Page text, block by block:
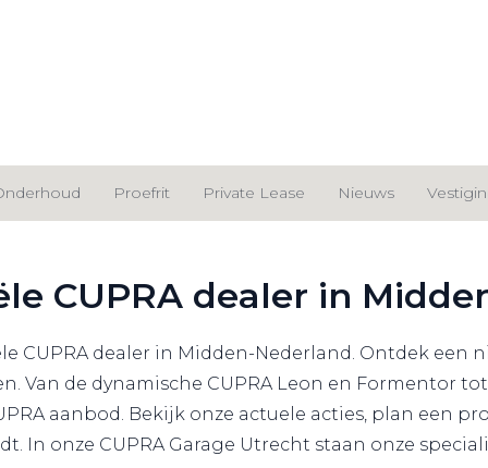
Proefrit Private Lease Nieuws
CUPRA dealer in
CUPRA dealer in Midden-Nederland. Ontdek
Van de dynamische CUPRA Leon en Formentor
aanbod. Bekijk onze actuele acties, plan een
In onze CUPRA Garage Utrecht staan onze